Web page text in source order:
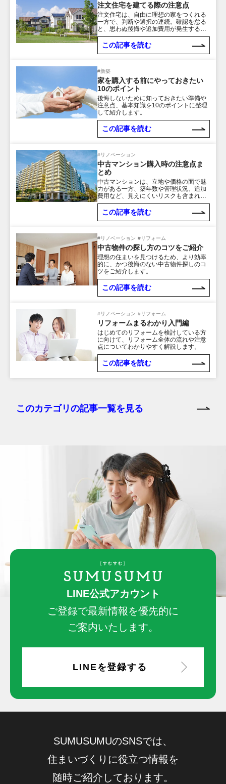
注文住宅を建てる際の注意点
注文住宅は、自由に理想の家をつくれる
一方で、判断や選択の連続。確認を怠る
と、思わぬ後悔や追加費用が発生するこ
とも。本記事では、家づくりの流れにそ
って押さえておきたい注意点を整理。は
じめての方でも迷わず進められるようサ
この記事を読む
#新築
家を購入する前にやっておきたい
10のポイント
後悔しないために知っておきたい準備や
注意点、基本知識を10のポイントに整理
して紹介します。
この記事を読む
#リノベーション
中古マンション購入時の注意点ま
とめ
中古マンションは、立地や価格の面で魅
力がある一方、築年数や管理状況、追加
費用など、見えにくいリスクも含まれて
います。本記事では、購入前に押さえて
おきたいチェックポイントや費用の内
訳、購入までの流れを解説。納得の住ま
この記事を読む
#リノベーション #リフォーム
中古物件の探し方のコツをご紹介
理想の住まいを見つけるため、より効率
的に、かつ後悔のない中古物件探しのコ
ツをご紹介します。
この記事を読む
#リノベーション #リフォーム
リフォームまるわかり入門編
はじめてのリフォームを検討している方
に向けて、リフォーム全体の流れや注意
点についてわかりやすく解説します。
この記事を読む
このカテゴリの記事一覧を見る
LINE公式アカウント
ご登録で最新情報を優先的に
ご案内いたします。
LINEを登録する
SUMUSUMUのSNSでは、
住まいづくりに役立つ情報を
随時ご紹介しております。